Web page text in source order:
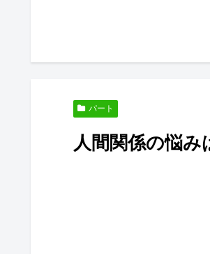
パート
人間関係の悩み